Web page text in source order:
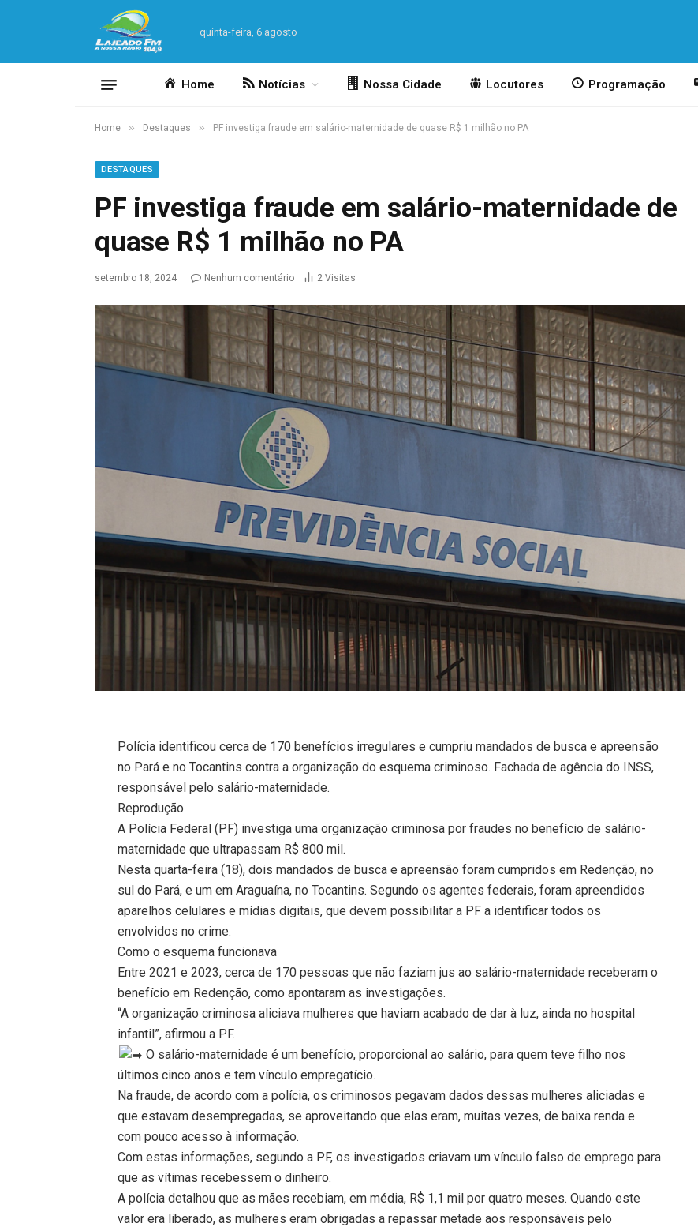
quinta-feira, 6 agosto
Home Notícias Nossa Cidade Locutores Programação
Home » Destaques » PF investiga fraude em salário-maternidade de quase R$ 1 milhão no PA
DESTAQUES
PF investiga fraude em salário-maternidade de
quase R$ 1 milhão no PA
setembro 18, 2024 Nenhum comentário 2 Visitas
Polícia identificou cerca de 170 benefícios irregulares e cumpriu mandados de busca e apreensão
no Pará e no Tocantins contra a organização do esquema criminoso. Fachada de agência do INSS,
responsável pelo salário-maternidade.
Reprodução
A Polícia Federal (PF) investiga uma organização criminosa por fraudes no benefício de salário-
maternidade que ultrapassam R$ 800 mil.
Nesta quarta-feira (18), dois mandados de busca e apreensão foram cumpridos em Redenção, no
sul do Pará, e um em Araguaína, no Tocantins. Segundo os agentes federais, foram apreendidos
aparelhos celulares e mídias digitais, que devem possibilitar a PF a identificar todos os
envolvidos no crime.
Como o esquema funcionava
Entre 2021 e 2023, cerca de 170 pessoas que não faziam jus ao salário-maternidade receberam o
benefício em Redenção, como apontaram as investigações.
“A organização criminosa aliciava mulheres que haviam acabado de dar à luz, ainda no hospital
infantil”, afirmou a PF.
O salário-maternidade é um benefício, proporcional ao salário, para quem teve filho nos
últimos cinco anos e tem vínculo empregatício.
Na fraude, de acordo com a polícia, os criminosos pegavam dados dessas mulheres aliciadas e
que estavam desempregadas, se aproveitando que elas eram, muitas vezes, de baixa renda e
com pouco acesso à informação.
Com estas informações, segundo a PF, os investigados criavam um vínculo falso de emprego para
que as vítimas recebessem o dinheiro.
A polícia detalhou que as mães recebiam, em média, R$ 1,1 mil por quatro meses. Quando este
valor era liberado, as mulheres eram obrigadas a repassar metade aos responsáveis pelo